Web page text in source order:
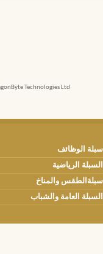
Technologies Ltd.
سبلة الوظائف
السبلة الرياضية
سبلةالطقس والمناخ
السبلة العامة والشباب